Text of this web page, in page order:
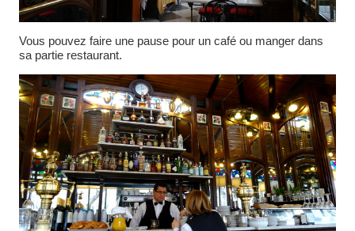
Vous pouvez faire une pause pour un café ou manger dans
sa partie restaurant.